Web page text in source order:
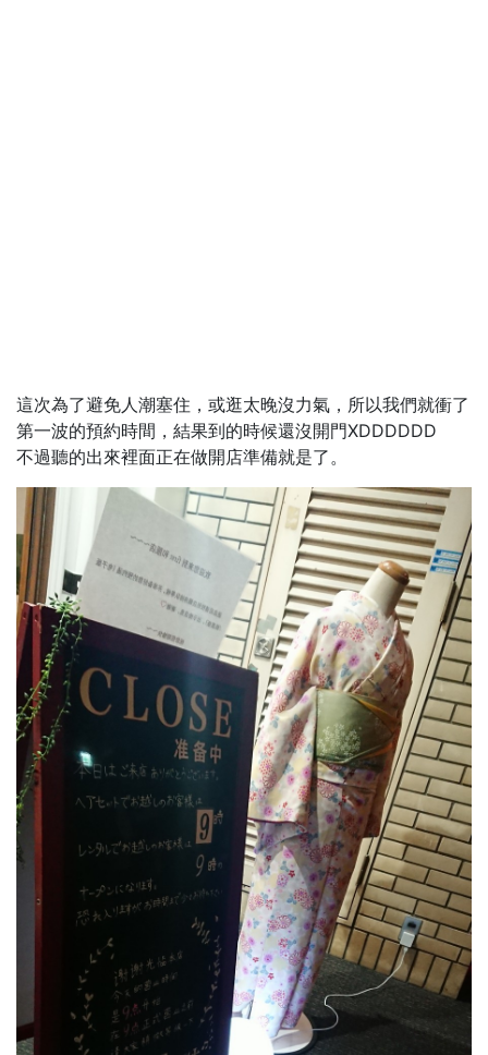
這次為了避免人潮塞住，或逛太晚沒力氣，所以我們就衝了
第一波的預約時間，結果到的時候還沒開門XDDDDDD
不過聽的出來裡面正在做開店準備就是了。